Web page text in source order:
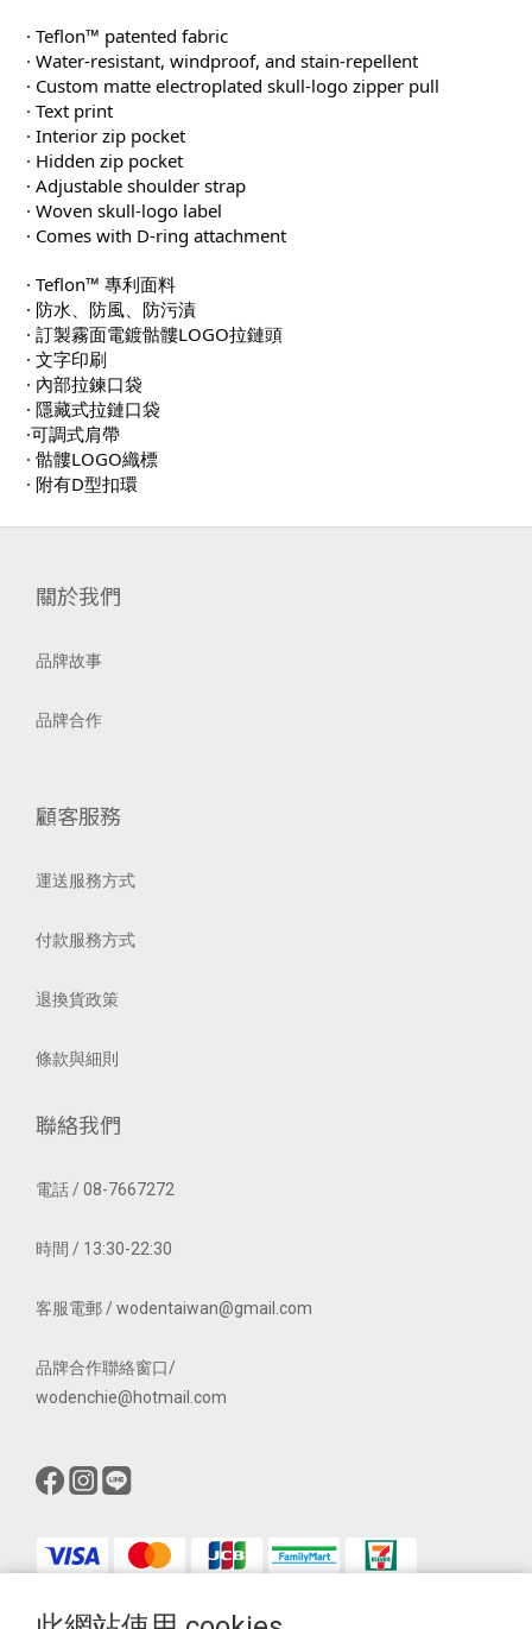
· Teflon™ patented fabric
· Water-resistant, windproof, and stain-repellent
· Custom matte electroplated skull-logo zipper pull
· Text print
· Interior zip pocket
· Hidden zip pocket
· Adjustable shoulder strap
· Woven skull-logo label
· Comes with D-ring attachment
· Teflon™ 專利面料
· 防水、防風、防污漬
· 訂製霧面電鍍骷髏LOGO拉鏈頭
· 文字印刷
· 內部拉鍊口袋
· 隱藏式拉鏈口袋
·可調式肩帶
· 骷髏LOGO織標
· 附有D型扣環
關於我們
品牌故事
品牌合作
顧客服務
運送服務方式
付款服務方式
退換貨政策
條款與細則
聯絡我們
電話 / 08-7667272
時間 / 13:30-22:30
客服電郵 / wodentaiwan@gmail.com
品牌合作聯絡窗口/
wodenchie@hotmail.com